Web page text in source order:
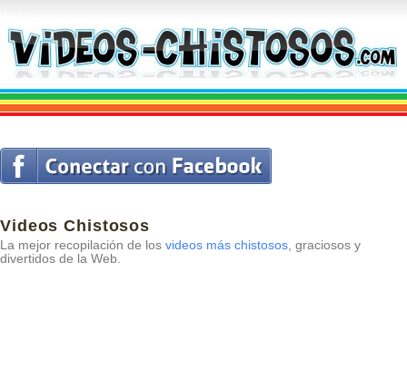
Videos Chistosos
La mejor recopilación de los videos más chistosos, graciosos y
divertidos de la Web.